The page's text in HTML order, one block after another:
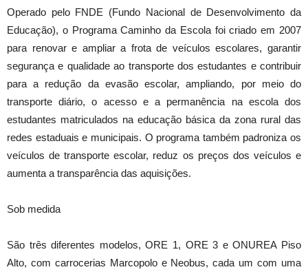
Operado pelo FNDE (Fundo Nacional de Desenvolvimento da
Educação), o Programa Caminho da Escola foi criado em 2007
para renovar e ampliar a frota de veículos escolares, garantir
segurança e qualidade ao transporte dos estudantes e contribuir
para a redução da evasão escolar, ampliando, por meio do
transporte diário, o acesso e a permanência na escola dos
estudantes matriculados na educação básica da zona rural das
redes estaduais e municipais. O programa também padroniza os
veículos de transporte escolar, reduz os preços dos veículos e
aumenta a transparência das aquisições.
Sob medida
São três diferentes modelos, ORE 1, ORE 3 e ONUREA Piso
Alto, com carrocerias Marcopolo e Neobus, cada um com uma